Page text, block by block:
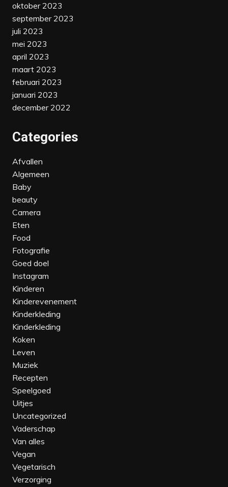
oktober 2023
september 2023
juli 2023
mei 2023
april 2023
maart 2023
februari 2023
januari 2023
december 2022
Categories
Afvallen
Algemeen
Baby
beauty
Camera
Eten
Food
Fotografie
Goed doel
Instagram
Kinderen
Kinderevenement‎
Kinderkleding
Kinderkleding‎
Koken
Leven
Muziek
Recepten
Speelgoed
Uitjes
Uncategorized
Vaderschap
Van alles
Vegan
Vegetarisch
Verzorging